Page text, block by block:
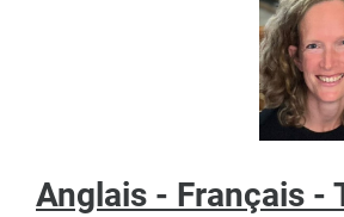
Anglais - Français -